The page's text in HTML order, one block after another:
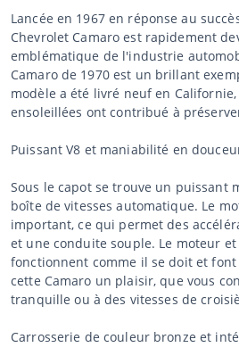
Lancée en 1967 en réponse au
Chevrolet Camaro est rapidement
emblématique de l'industrie
Camaro de 1970 est un brillant
modèle a été livré neuf en
ensoleillées ont contribué à
Puissant V8 et maniabilité en
Sous le capot se trouve un puissant
boîte de vitesses automatique. Le
important, ce qui permet des
et une conduite souple. Le moteur
fonctionnent comme il se doit et
cette Camaro un plaisir, que vous
tranquille ou à des vitesses de
Carrosserie de couleur bronze et